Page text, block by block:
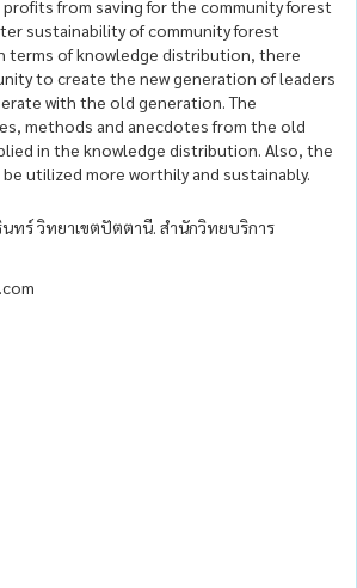
from saving for the community forest
sustainability of community forest
terms of knowledge distribution, there
to create the new generation of leaders
with the old generation. The
methods and anecdotes from the old
in the knowledge distribution. Also, the
utilized more worthily and sustainably.
ทร์ วิทยาเขตปัตตานี. สำนักวิทยบริการ